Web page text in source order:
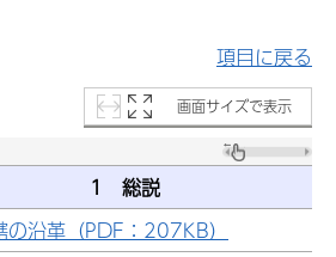
項目に戻る
画面サイズで表示
1 総説
の沿革（PDF：207KB）